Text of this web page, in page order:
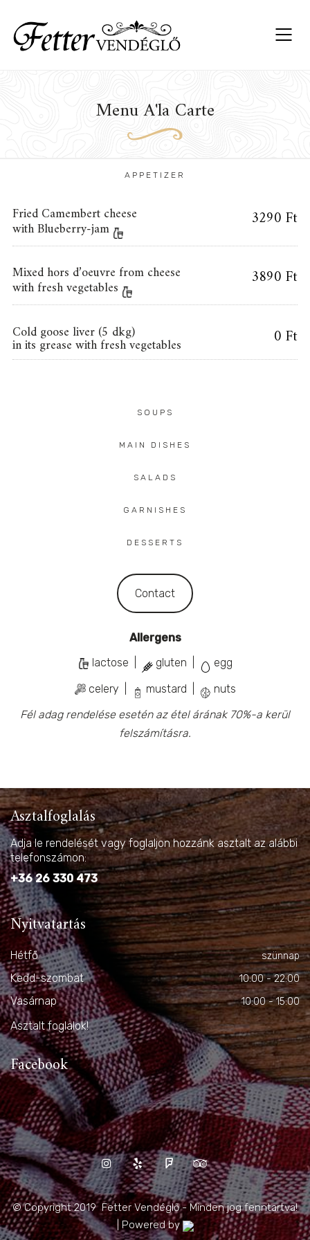
Menu A'la Carte
APPETIZER
Fried Camembert cheese
with Blueberry-jam 3290 Ft
Mixed hors d’oeuvre from cheese
with fresh vegetables 3890 Ft
Cold goose liver (5 dkg)
in its grease with fresh vegetables 0 Ft
SOUPS
MAIN DISHES
SALADS
GARNISHES
DESSERTS
Contact
Allergens
lactose |
gluten |
egg
celery |
mustard |
nuts
Fél adag rendelése esetén az étel árának 70%-a kerül
felszámításra.
Asztalfoglalás
Adja le rendelését vagy foglaljon hozzánk asztalt az alábbi
telefonszámon:
+36 26 330 473
Nyitvatartás
Hétfő szünnap
Kedd-szombat 10:00 - 22:00
Vasárnap 10:00 - 15:00
Asztalt foglalok!
Facebook
© Copyright 2019 Fetter Vendéglő - Minden jog fenntartva!
| Powered by